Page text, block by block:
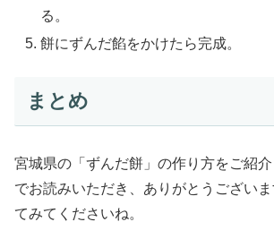
る。
餅にずんだ餡をかけたら完成。
まとめ
宮城県の「ずんだ餅」の作り方をご紹
でお読みいただき、ありがとうござい
てみてくださいね。